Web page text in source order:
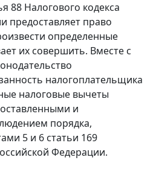
88 Налогового кодекса
предоставляет право
определенные
их совершить. Вместе с
налогоплательщика
налоговые вычеты
и
порядка,
5 и 6 статьи 169
Федерации.